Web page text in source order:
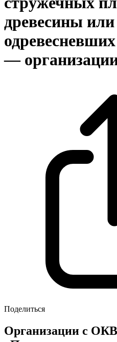
древесины
—
Поделиться
Организации с